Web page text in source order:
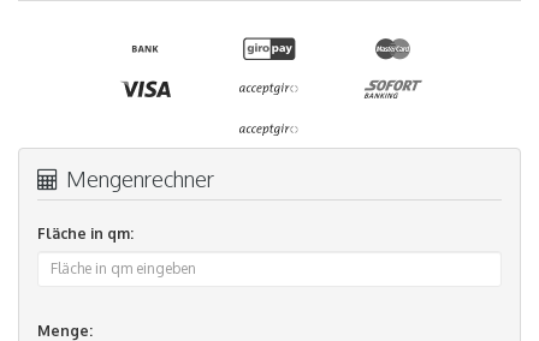
Mengenrechner
Fläche in qm:
Menge: